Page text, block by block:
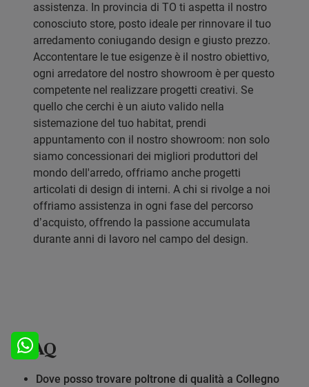
assistenza. In provincia di TO ti aspetta il nostro
conosciuto store, posto ideale per rinnovare il tuo
arredamento coniugando design e giusto prezzo.
Accontentare le tue esigenze è il nostro obiettivo,
ogni arredatore del nostro showroom è per questo
competente nel realizzare progetti creativi. Se
quello che cerchi è un aiuto valido nella
sistemazione del tuo habitat, prendi
appuntamento con il nostro showroom: non solo
siamo concessionari dei migliori produttori del
mondo dell'arredo, offriamo anche progetti
articolati di design di interni. A chi si rivolge a noi
offriamo assistenza in ogni fase del percorso
d’acquisto, offrendo la passione accumulata
durante anni di lavoro nel campo del design.
FAQ
Dove posso trovare poltrone di qualità a Collegno